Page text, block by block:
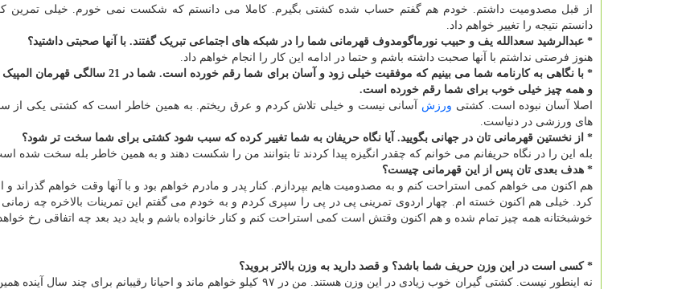
از قبل مصدومیت داشتم. خودم هم گفتم حساب شده کشتی بگیرم. کاملا می دانستم که شکست نمی خورم. خیلی تمرین
دانستم نتیجه را تغییر خواهم داد.
* عبدالرشید سعدالله یف و حبیب نورماگومدوف قهرمانی شما را در شبکه های اجتماعی تبریک گفتند. با آنها صحبتی داشتید؟
هنوز فرصتی نداشتم با آنها صحبت داشته باشم و حتما در ادامه این کار را انجام خواهم داد.
* با نگاهی به کارنامه شما می بینیم که موفقیت خیلی زود و آسان برای شما رقم
و همه چیز خیلی خوب برای شما رقم خورده است.
اصلا آسان نبوده است. کشتی ورزش آسانی نیست و خیلی تلاش کردم و عرق ریختم. به همین خاطر است که کشتی یکی از
های ورزشی در دنیاست.
* از نخستین قهرمانی تان در جهانی بگویید. آیا نگاه حریفان به شما تغییر کرده که سبب شود کشتی برای شما سخت تر شود؟
بله این را در نگاه حریفانم می خوانم که چقدر انگیزه پیدا کردند تا بتوانند من را شکست دهند و به همین خاطر بله سخت شده
* هدف بعدی تان پس از این قهرمانی چیست؟
هم اکنون می خواهم کمی استراحت کنم و به مصدومیت هایم بپردازم. کنار پدر و مادرم خواهم بود و با آنها وقت خواهم گذراند
کرد. خیلی هم اکنون خسته ام. چهار اردوی تمرینی پی در پی را سپری کردم و به خودم می گفتم این تمرینات بالاخره چه
خوشبختانه همه چیز تمام شده و هم اکنون وقتش است کمی استراحت کنم و کنار خانواده باشم و باید دید بعد چه اتفاقی رخ خواهد
* کسی است در این وزن حریف شما باشد؟ و قصد دارید به وزن بالاتر بروید؟
نه اینطور نیست. کشتی گیران خوب زیادی در این وزن هستند. من در ۹۷ کیلو خواهم ماند و احیانا رقیبانم برای